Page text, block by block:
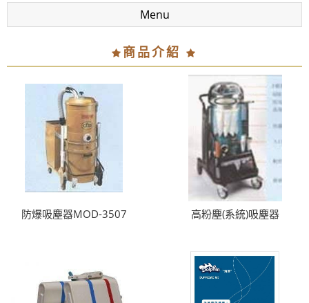
Menu
商品介紹
防爆吸塵器MOD-3507 高粉塵(系統)吸塵器